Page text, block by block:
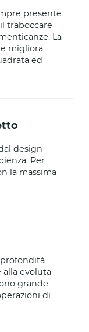
presente
traboccare
La
migliora
ed
design
Per
la massima
alla evoluta
grande
di